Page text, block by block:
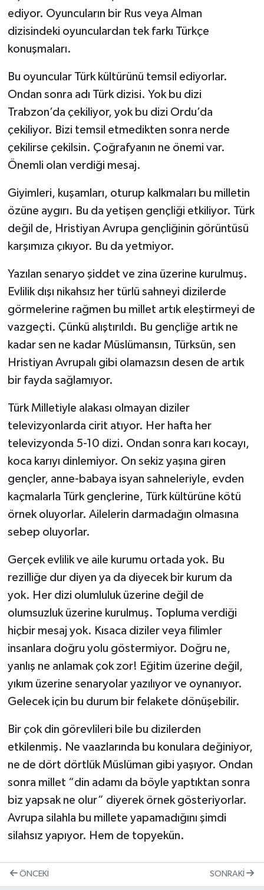
ediyor. Oyuncuların bir Rus veya Alman
dizisindeki oyunculardan tek farkı Türkçe
konuşmaları.
Bu oyuncular Türk kültürünü temsil ediyorlar.
Ondan sonra adı Türk dizisi. Yok bu dizi
Trabzon’da çekiliyor, yok bu dizi Ordu’da
çekiliyor. Bizi temsil etmedikten sonra nerde
çekilirse çekilsin. Çoğrafyanın ne önemi var.
Önemli olan verdiği mesaj.
Giyimleri, kuşamları, oturup kalkmaları bu milletin
özüne aygırı. Bu da yetişen gençliği etkiliyor. Türk
değil de, Hristiyan Avrupa gençliğinin görüntüsü
karşımıza çıkıyor. Bu da yetmiyor.
Yazılan senaryo şiddet ve zina üzerine kurulmuş.
Evlilik dışı nikahsız her türlü sahneyi dizilerde
görmelerine rağmen bu millet artık eleştirmeyi de
vazgeçti. Çünkü alıştırıldı. Bu gençliğe artık ne
kadar sen ne kadar Müslümansın, Türksün, sen
Hristiyan Avrupalı gibi olamazsın desen de artık
bir fayda sağlamıyor.
Türk Milletiyle alakası olmayan diziler
televizyonlarda cirit atıyor. Her hafta her
televizyonda 5-10 dizi. Ondan sonra karı kocayı,
koca karıyı dinlemiyor. On sekiz yaşına giren
gençler, anne-babaya isyan sahneleriyle, evden
kaçmalarla Türk gençlerine, Türk kültürüne kötü
örnek oluyorlar. Ailelerin darmadağın olmasına
sebep oluyorlar.
Gerçek evlilik ve aile kurumu ortada yok. Bu
rezilliğe dur diyen ya da diyecek bir kurum da
yok. Her dizi olumluluk üzerine değil de
olumsuzluk üzerine kurulmuş. Topluma verdiği
hiçbir mesaj yok. Kısaca diziler veya filimler
insanlara doğru yolu göstermiyor. Doğru ne,
yanlış ne anlamak çok zor! Eğitim üzerine değil,
yıkım üzerine senaryolar yazılıyor ve oynanıyor.
Gelecek için bu durum bir felakete dönüşebilir.
Bir çok din görevlileri bile bu dizilerden
etkilenmiş. Ne vaazlarında bu konulara değiniyor,
ne de dört dörtlük Müslüman gibi yaşıyor. Ondan
sonra millet “din adamı da böyle yaptıktan sonra
biz yapsak ne olur” diyerek örnek gösteriyorlar.
Avrupa silahla bu millete yapamadığını şimdi
silahsız yapıyor. Hem de topyekün.
ÖNCEKI SONRAKI